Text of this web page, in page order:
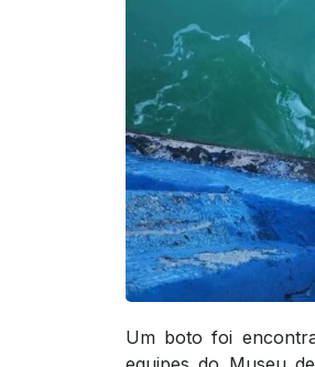
Um boto foi